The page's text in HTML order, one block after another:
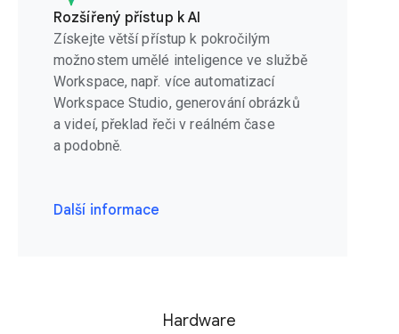
Rozšířený přístup k AI
Získejte větší přístup k pokročilým
možnostem umělé inteligence ve službě
Workspace, např. více automatizací
Workspace Studio, generování obrázků
a videí, překlad řeči v reálném čase
a podobně.
Další informace
Hardware